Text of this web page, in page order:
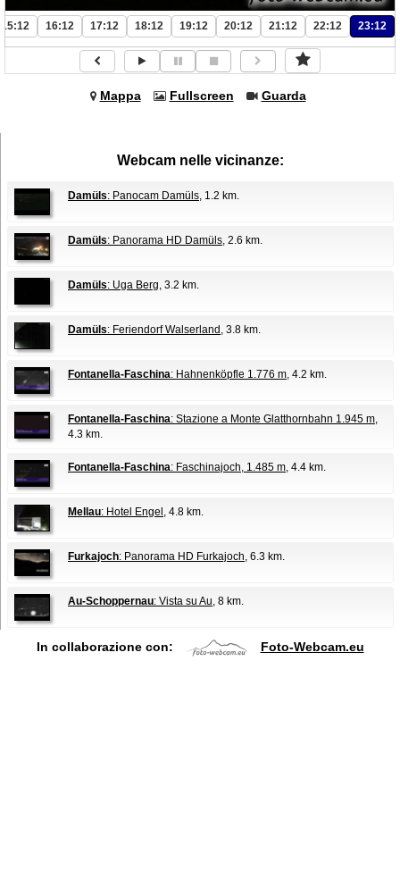
15:12 16:12 17:12 18:12 19:12 20:12 21:12 22:12 23:12
Mappa Fullscreen Guarda
Webcam nelle vicinanze:
Damüls: Panocam Damüls, 1.2 km.
Damüls: Panorama HD Damüls, 2.6 km.
Damüls: Uga Berg, 3.2 km.
Damüls: Feriendorf Walserland , 3.8 km.
Fontanella-Faschina: Hahnenköpfle 1.776 m, 4.2 km.
Fontanella-Faschina: Stazione a Monte Glatthornbahn 1.945 m,
4.3 km.
Fontanella-Faschina: Faschinajoch, 1.485 m, 4.4 km.
Mellau: Hotel Engel , 4.8 km.
Furkajoch: Panorama HD Furkajoch, 6.3 km.
Au-Schoppernau: Vista su Au, 8 km.
In collaborazione con: Foto-Webcam.eu